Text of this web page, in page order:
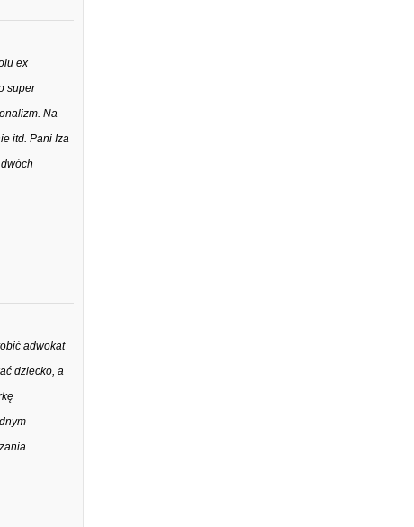
ex
super
Na
itd. Pani Iza
adwokat
dziecko, a